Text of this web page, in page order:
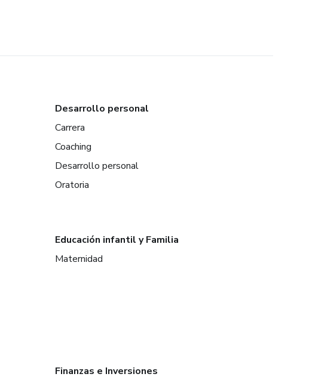
Desarrollo personal
Carrera
Coaching
Desarrollo personal
Oratoria
Educación infantil y Familia
Maternidad
Finanzas e Inversiones